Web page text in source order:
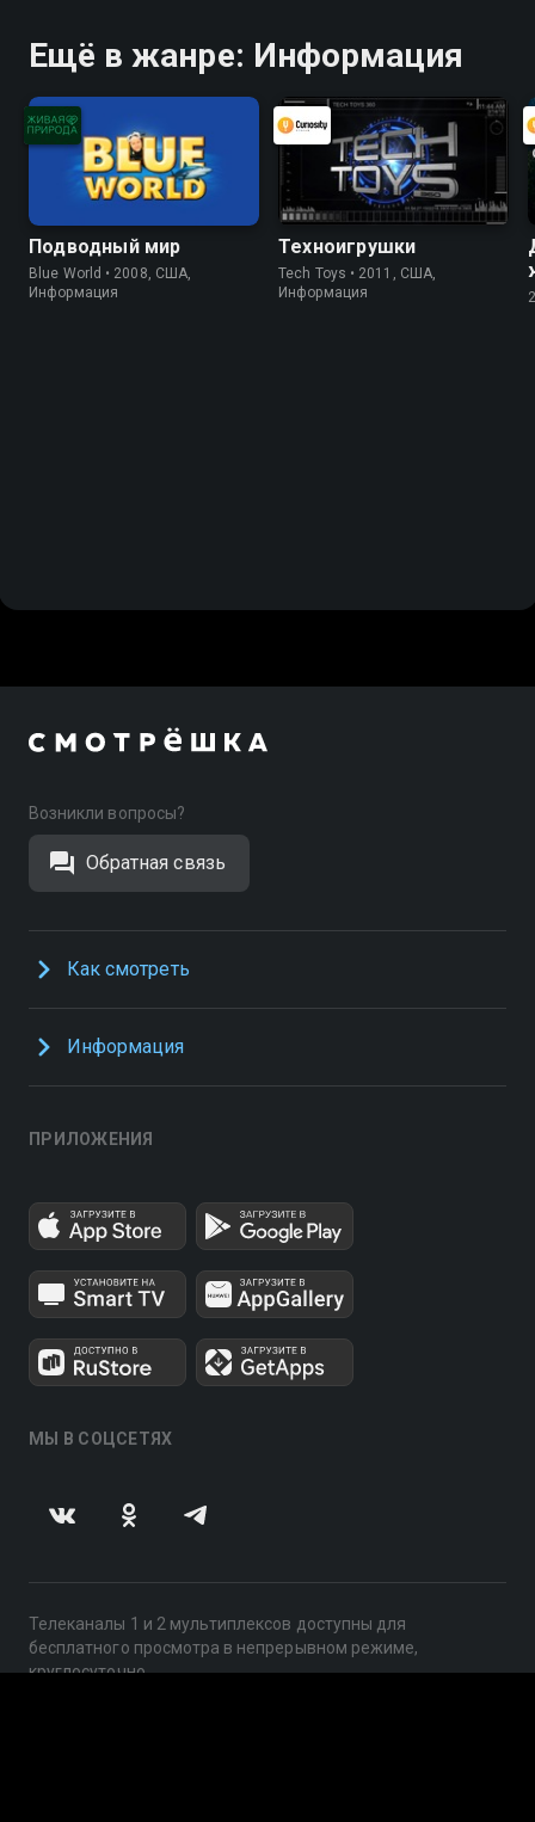
Ещё в жанре: Информация
Подводный мир
Blue World • 2008, США,
Информация
Техноигрушки
Tech Toys • 2011, США,
Информация
Возникли вопросы?
Обратная связь
Как смотреть
Информация
ПРИЛОЖЕНИЯ
МЫ В СОЦСЕТЯХ
Телеканалы 1 и 2 мультиплексов доступны для
бесплатного просмотра в непрерывном режиме,
круглосуточно.